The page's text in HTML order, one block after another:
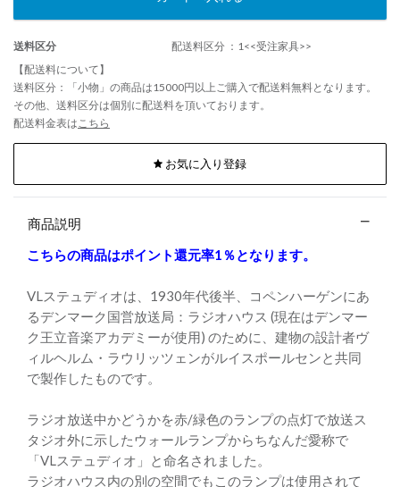
送料区分
配送料区分 ：1<<受注家具>>
【配送料について】
送料区分：「小物」の商品は15000円以上ご購入で配送料無料となります。
その他、送料区分は個別に配送料を頂いております。
配送料金表は こちら
お気に入り登録
商品説明
こちらの商品はポイント還元率1％となります。
VLステュディオは、1930年代後半、コペンハーゲンにあ
るデンマーク国営放送局：ラジオハウス (現在はデンマー
ク王立音楽アカデミーが使用) のために、建物の設計者ヴ
ィルヘルム・ラウリッツェンがルイスポールセンと共同
で製作したものです。
ラジオ放送中かどうかを赤/緑色のランプの点灯で放送ス
タジオ外に示したウォールランプからちなんだ愛称で
「VLステュディオ」と命名されました。
ラジオハウス内の別の空間でもこのランプは使用されて